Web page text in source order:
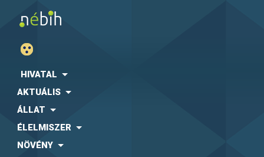
HIVATAL
AKTUÁLIS
ÁLLAT
ÉLELMISZER
NÖVÉNY